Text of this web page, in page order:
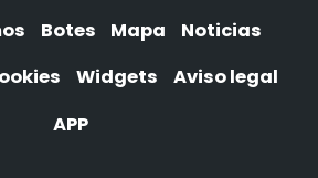
Botes Mapa
Noticias
Widgets
Aviso legal
APP